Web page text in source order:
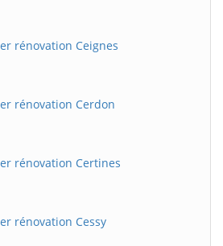
rénovation Ceignes
rénovation Cerdon
rénovation Certines
rénovation Cessy